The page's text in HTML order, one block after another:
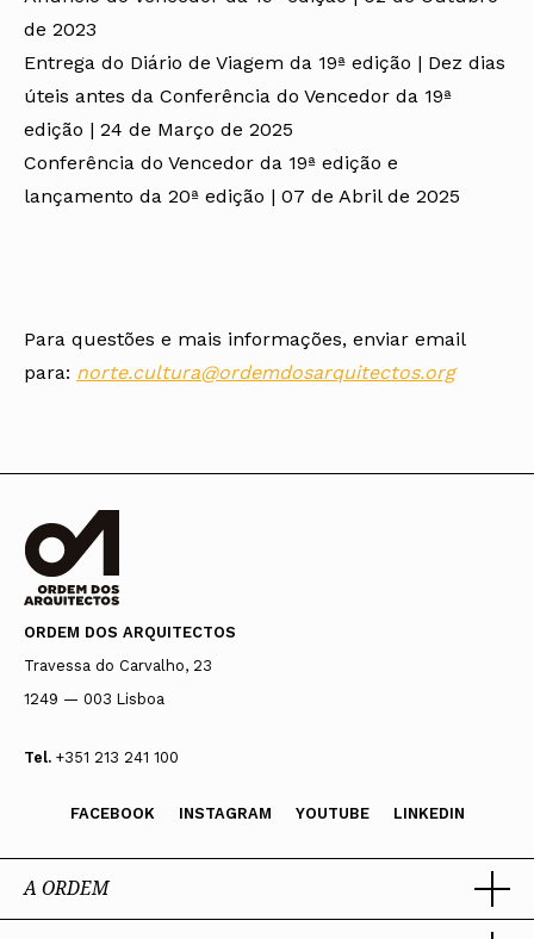
de 2023
Entrega do Diário de Viagem da 19ª edição | Dez dias
úteis antes da Conferência do Vencedor da 19ª
edição | 24 de Março de 2025
Conferência do Vencedor da 19ª edição e
lançamento da 20ª edição | 07 de Abril de 2025
Para questões e mais informações, enviar email
para: norte.cultura@ordemdosarquitectos.org
ORDEM DOS ARQUITECTOS
Travessa do Carvalho, 23
1249 — 003 Lisboa
Tel. +351 213 241 100
FACEBOOK INSTAGRAM YOUTUBE LINKEDIN
A ORDEM